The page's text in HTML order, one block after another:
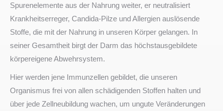
Spurenelemente aus der Nahrung weiter, er neutralisiert
Krankheitserreger, Candida-Pilze und Allergien auslösende
Stoffe, die mit der Nahrung in unseren Körper gelangen. In
seiner Gesamtheit birgt der Darm das höchstausgebildete
körpereigene Abwehrsystem.
Hier werden jene Immunzellen gebildet, die unseren
Organismus frei von allen schädigenden Stoffen halten und
über jede Zellneubildung wachen, um ungute Veränderungen